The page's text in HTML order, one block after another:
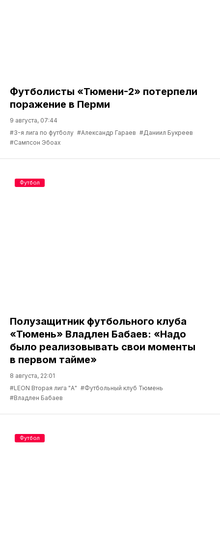
Футболисты «Тюмени-2» потерпели
поражение в Перми
9 августа, 07:44
#3-я лига по футболу #Александр Гараев #Даниил Букреев
#Сампсон Эбоах
Полузащитник футбольного клуба
«Тюмень» Владлен Бабаев: «Надо
было реализовывать свои моменты
в первом тайме»
8 августа, 22:01
#LEON Вторая лига "А" #Футбольный клуб Тюмень
#Владлен Бабаев
Футбол
Футбол